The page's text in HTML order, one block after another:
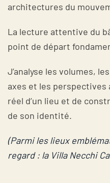
architectures du
La lecture attentive du
point de départ
J’analyse les volumes,
axes et les
réel d’un lieu et de
de son identité.
(Parmi les lieux
regard : la Villa Necchi